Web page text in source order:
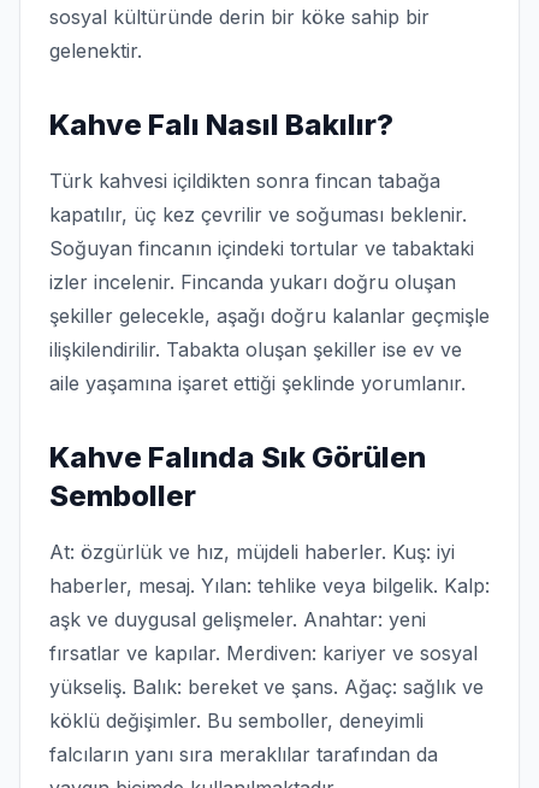
sosyal kültüründe derin bir köke sahip bir
gelenektir.
Kahve Falı Nasıl Bakılır?
Türk kahvesi içildikten sonra fincan tabağa
kapatılır, üç kez çevrilir ve soğuması beklenir.
Soğuyan fincanın içindeki tortular ve tabaktaki
izler incelenir. Fincanda yukarı doğru oluşan
şekiller gelecekle, aşağı doğru kalanlar geçmişle
ilişkilendirilir. Tabakta oluşan şekiller ise ev ve
aile yaşamına işaret ettiği şeklinde yorumlanır.
Kahve Falında Sık Görülen
Semboller
At: özgürlük ve hız, müjdeli haberler. Kuş: iyi
haberler, mesaj. Yılan: tehlike veya bilgelik. Kalp:
aşk ve duygusal gelişmeler. Anahtar: yeni
fırsatlar ve kapılar. Merdiven: kariyer ve sosyal
yükseliş. Balık: bereket ve şans. Ağaç: sağlık ve
köklü değişimler. Bu semboller, deneyimli
falcıların yanı sıra meraklılar tarafından da